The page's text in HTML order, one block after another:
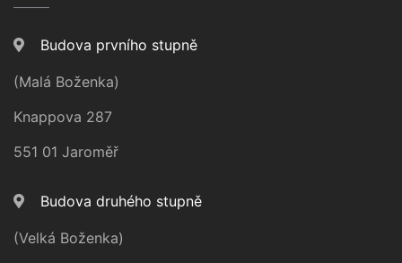
Budova prvního stupně
(Malá Boženka)
Knappova 287
551 01 Jaroměř
Budova druhého stupně
(Velká Boženka)